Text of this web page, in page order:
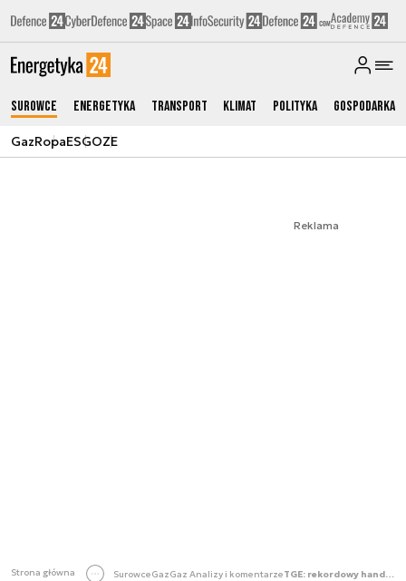
Surowce Energetyka Transport Klimat Polityka Gospodarka
GazRopaESGOZE
Reklama
Strona główna SurowceGazGaz Analizy i komentarze TGE: rekordowy handel energią na rynku spot, spadki w gazie